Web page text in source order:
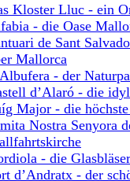
Kloster Lluc - ein
- die Oase
de Sant
Mallorca
- der
d’Alaró - die
Major - die
Nostra Senyora
- die
d’Andratx - der